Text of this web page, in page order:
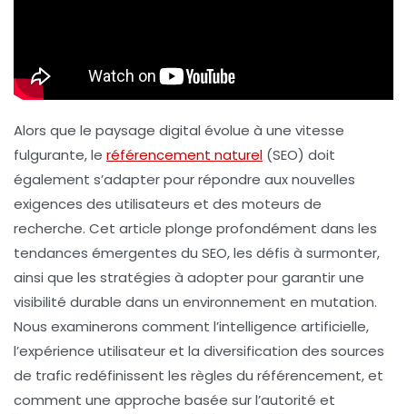
Alors que le paysage digital évolue à une vitesse
fulgurante, le référencement naturel (SEO) doit
également s’adapter pour répondre aux nouvelles
exigences des utilisateurs et des moteurs de
recherche. Cet article plonge profondément dans les
tendances émergentes du SEO, les défis à surmonter,
ainsi que les stratégies à adopter pour garantir une
visibilité durable dans un environnement en mutation.
Nous examinerons comment l’intelligence artificielle,
l’expérience utilisateur et la diversification des sources
de trafic redéfinissent les règles du référencement, et
comment une approche basée sur l’autorité et